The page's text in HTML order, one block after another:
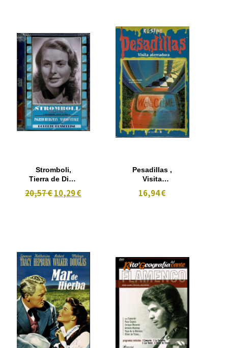
Stromboli,
Tierra de Dios
20,57 €10,29 €
Pesadillas ,
Visita
(1997) Nº 11
16,94 €